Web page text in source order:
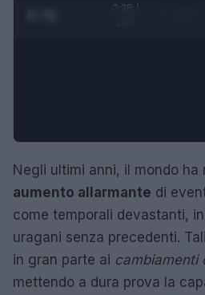
0:28 /
Negli ultimi anni, il mondo ha
aumento allarmante di
come temporali devastanti,
uragani senza precedenti.
in gran parte ai cambiamenti
mettendo a dura prova la